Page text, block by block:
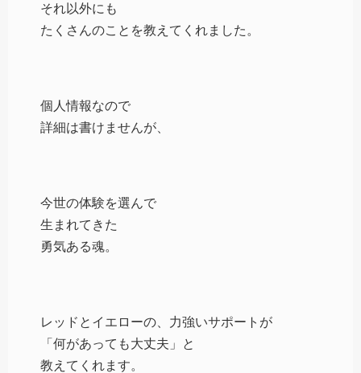
それ以外にも
たくさんのことを教えてくれました。
個人情報なので
詳細は書けませんが、
今世の体験を選んで
生まれてきた
勇気ある魂。
レッドとイエローの、力強いサポートが
「何があっても大丈夫」と
教えてくれます。